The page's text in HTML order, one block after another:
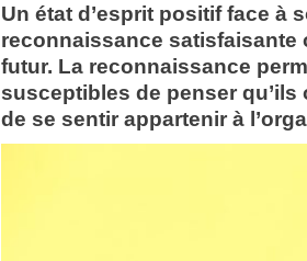
Un état d’esprit positif face à
reconnaissance satisfaisante
futur. La reconnaissance
susceptibles de penser
de se sentir appartenir à